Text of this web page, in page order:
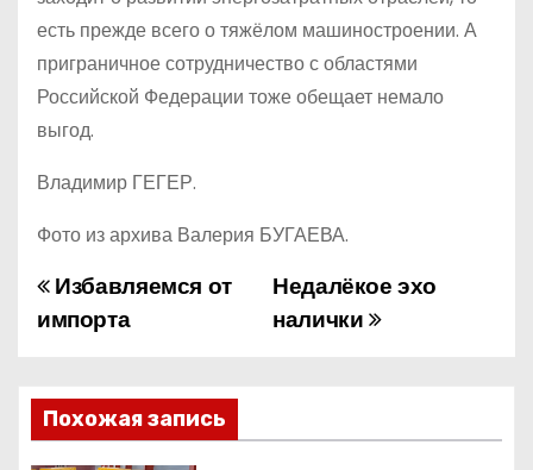
есть прежде всего о тяжёлом машиностроении. А
приграничное сотрудничество с областями
Российской Федерации тоже обещает немало
выгод.
Владимир ГЕГЕР.
Фото из архива Валерия БУГАЕВА.
Н
в
и
Недалёкое эхо
налички
Избавляемся от
импорта
Похожая запись